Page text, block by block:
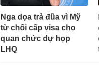
Nga dọa trả đũa vì Mỹ
từ chối cấp visa cho
quan chức dự họp
LHQ